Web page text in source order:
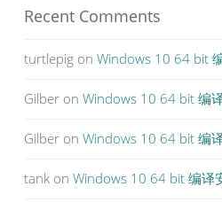
Recent Comments
turtlepig on Windows 10 64 bit
Gilber on Windows 10 64 bit 编
Gilber on Windows 10 64 bit 编
tank on Windows 10 64 bit 编译